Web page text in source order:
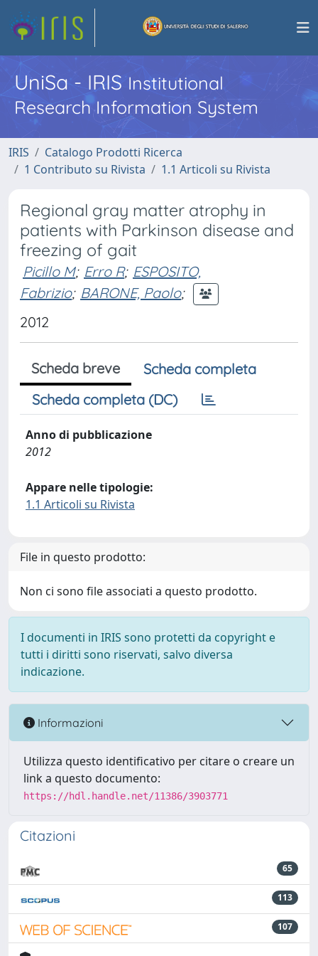
UniSa - IRISInstitutional
Research Information System
IRIS
Catalogo Prodotti Ricerca
1 Contributo su Rivista
1.1 Articoli su Rivista
Regional gray matter atrophy in
patients with Parkinson disease and
freezing of gait
Picillo M; Erro R; ESPOSITO,
Fabrizio; BARONE, Paolo;
2012
Scheda breve
Scheda completa
Scheda completa (DC)
Anno di pubblicazione
2012
Appare nelle tipologie:
1.1 Articoli su Rivista
File in questo prodotto:
Non ci sono file associati a questo prodotto.
I documenti in IRIS sono protetti da copyright e
tutti i diritti sono riservati, salvo diversa
indicazione.
Informazioni
Utilizza questo identificativo per citare o creare un
link a questo documento:
https://hdl.handle.net/11386/3903771
Citazioni
65
113
107